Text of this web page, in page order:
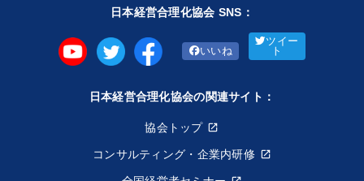
日本経営合理化協会 SNS：
いいね
ツイー
ト
日本経営合理化協会の関連サイト：
協会トップ
コンサルティング・企業内研修